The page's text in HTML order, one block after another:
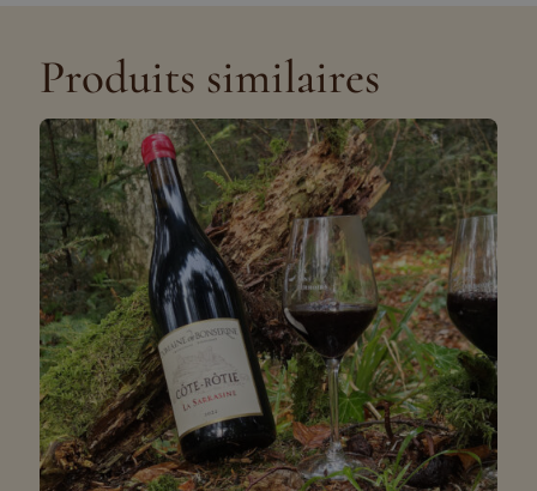
Produits similaires